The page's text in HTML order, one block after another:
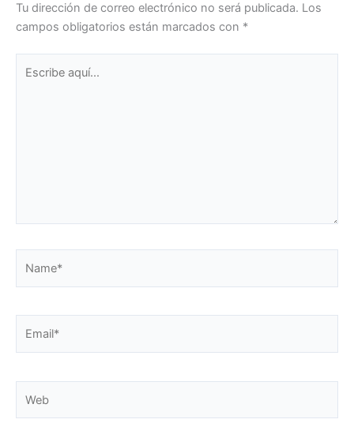
Tu dirección de correo electrónico no será publicada. Los
campos obligatorios están marcados con *
aquí...